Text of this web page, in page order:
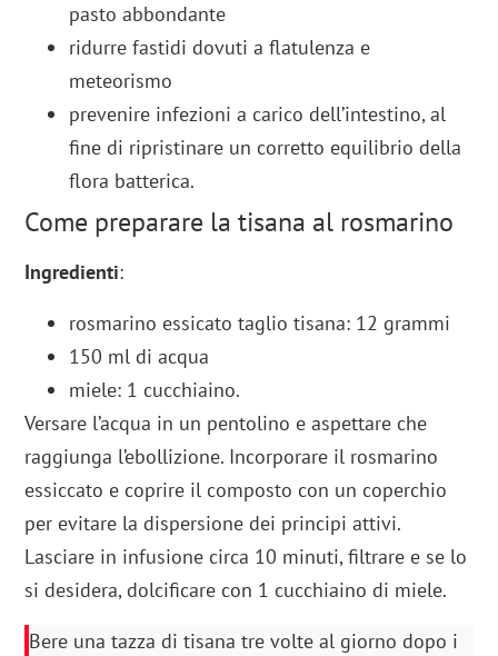
pasto abbondante
ridurre fastidi dovuti a flatulenza e
meteorismo
prevenire infezioni a carico dell’intestino, al
fine di ripristinare un corretto equilibrio della
flora batterica.
Come preparare la tisana al rosmarino
Ingredienti:
rosmarino essicato taglio tisana: 12 grammi
150 ml di acqua
miele: 1 cucchiaino.
Versare l’acqua in un pentolino e aspettare che
raggiunga l’ebollizione. Incorporare il rosmarino
essiccato e coprire il composto con un coperchio
per evitare la dispersione dei principi attivi.
Lasciare in infusione circa 10 minuti, filtrare e se lo
si desidera, dolcificare con 1 cucchiaino di miele.
Bere una tazza di tisana tre volte al giorno dopo i